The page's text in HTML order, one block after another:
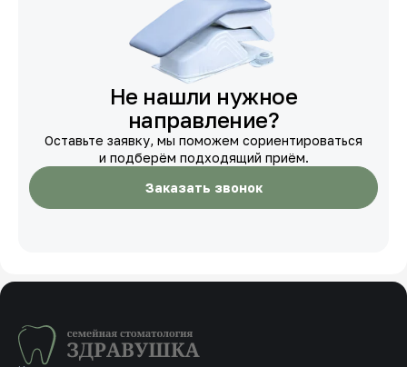
Не нашли нужное
направление?
Оставьте заявку, мы поможем сориентироваться
и подберём подходящий приём.
Заказать звонок